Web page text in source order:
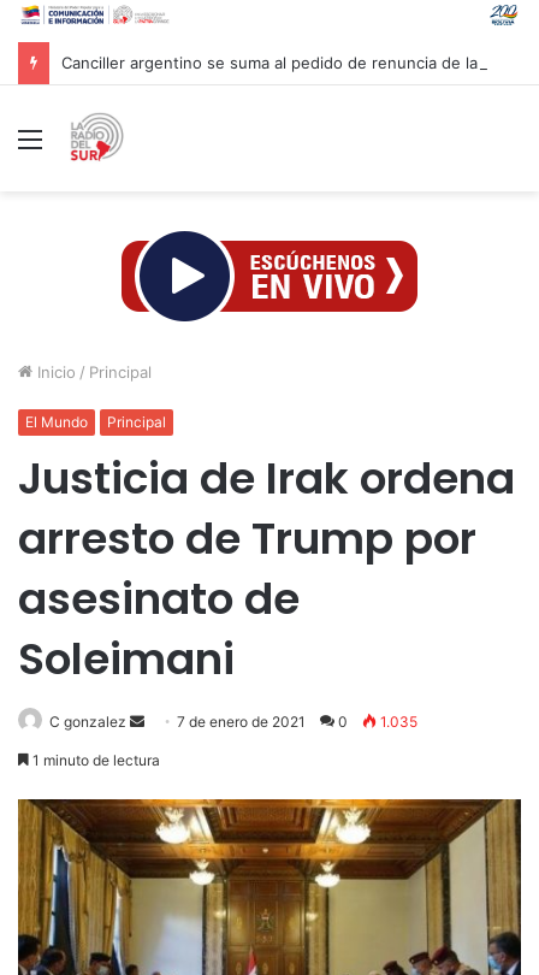
Menú
Inicio / Principal
El Mundo Principal
Justicia de Irak ordena
arresto de Trump por
asesinato de
Soleimani
C gonzalez
Send7 de enero de 2021 0 1.035
1 minuto de lectura